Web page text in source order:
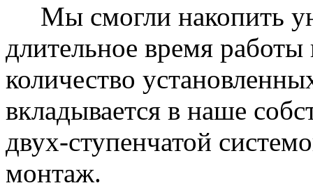
Мы смогли накопить
длительное время
количество
вкладывается в наше
двух-ступенчатой
монтаж.